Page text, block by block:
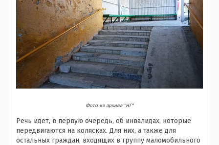
Фото из архива "НГ"
Речь идет, в первую очередь, об инвалидах, которые
передвигаются на колясках. Для них, а также для
остальных граждан, входящих в группу маломобильного